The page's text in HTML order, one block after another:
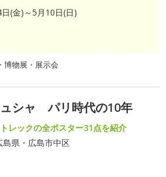
(金)～5月10日(日)
博物展・展示会
シャ パリ時代の10年
レックの全ポスター31点を紹介
島県・広島市中区